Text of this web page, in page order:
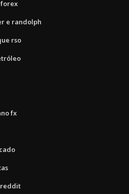
e randolph
rso
fx
reddit